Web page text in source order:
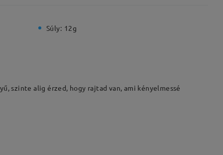
Súly: 12g
szinte alig érzed, hogy rajtad van, ami kényelmessé